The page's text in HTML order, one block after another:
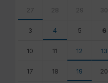
calendar
days
27 28 29 30
3 4 5 6
10 11 12 13
17 18 19 20